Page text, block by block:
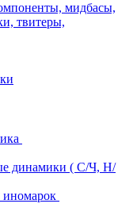
мидбасы,
твитеры,
динамики ( С/Ч, Н/
иномарок